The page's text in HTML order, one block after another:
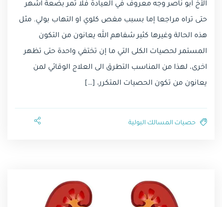
الأخ أبو ناصر وجه معروف في العيادة فلا تمر بضعة اشهر
حتى تراه مراجعا إما بسبب مغص كلوي او التهاب بولي. مثل
هذه الحالة وغيرها كثير شفاهم الله يعانون من التكون
المستمر لحصيات الكلى التي ما إن تختفي واحدة حتى تظهر
اخرى، لهذا من المناسب التطرق الى العلاج الوقائي لمن
يعانون من تكون الحصيات المتكرر، […]
حصيات المسالك البولية